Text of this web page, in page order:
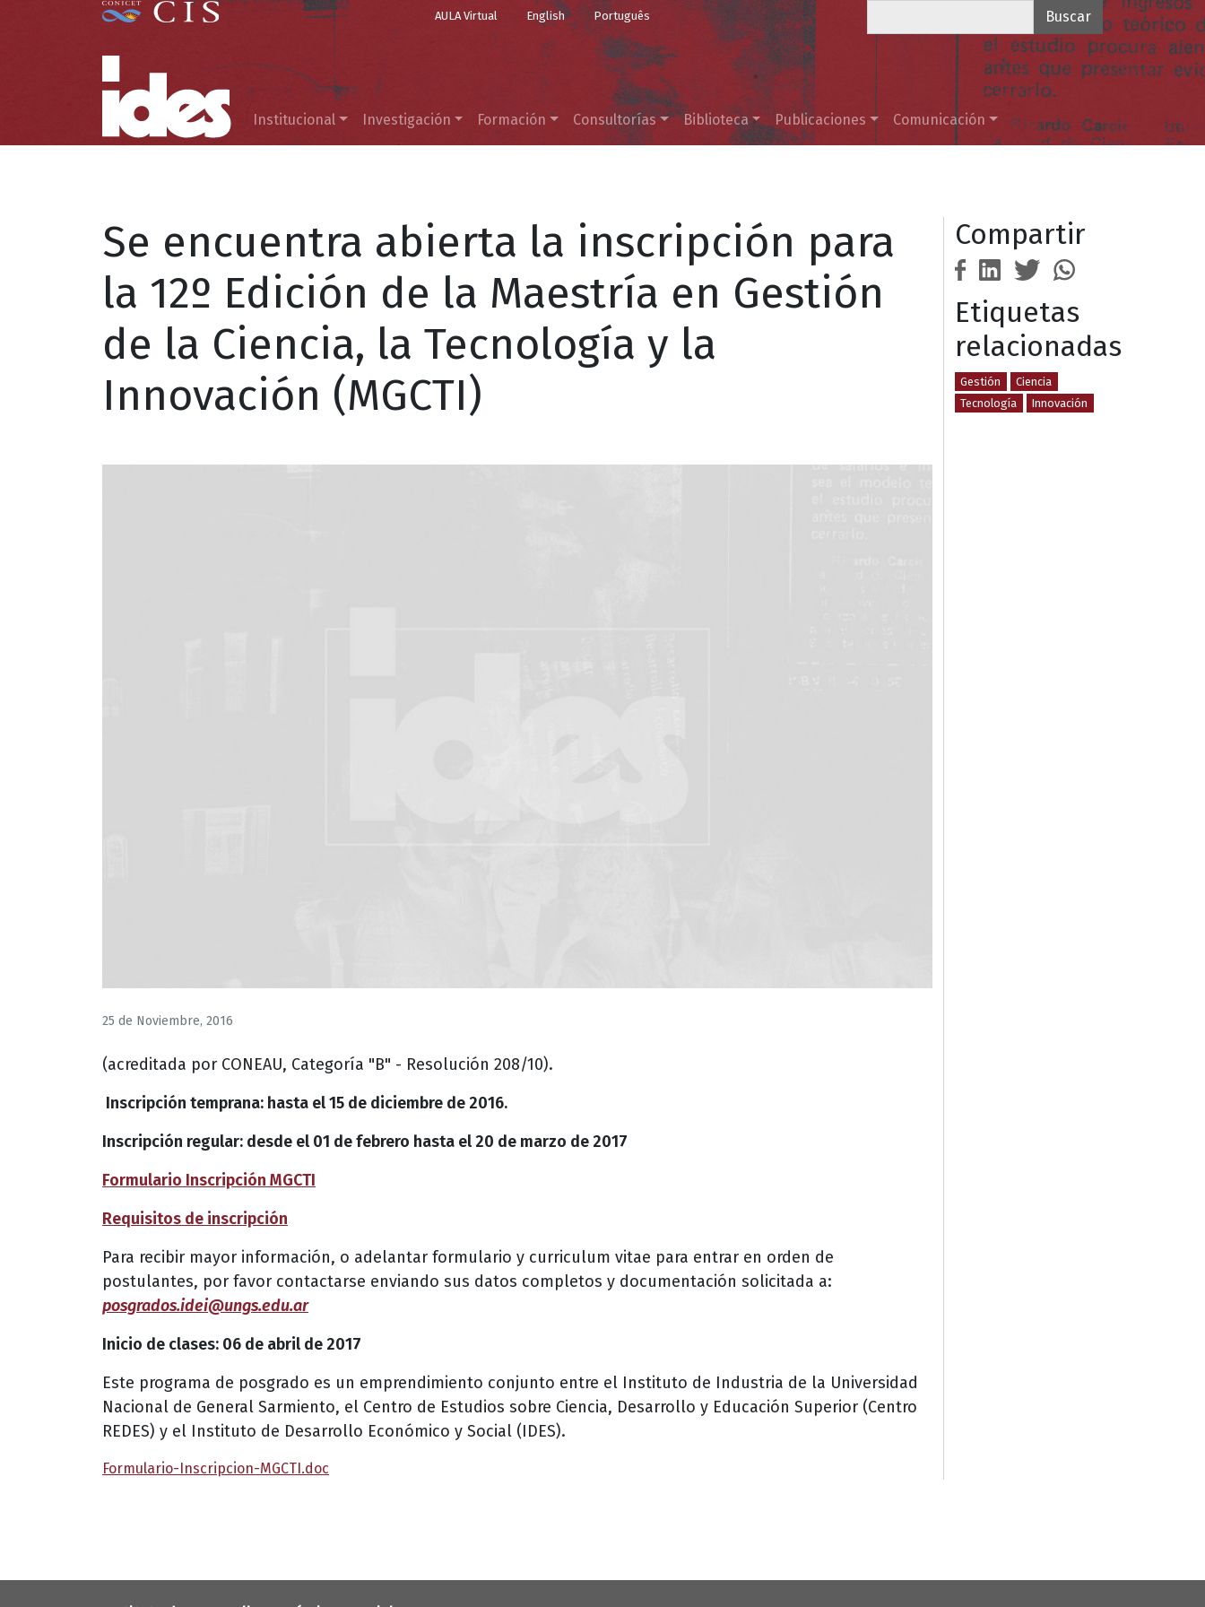
Pasar al contenido principal
Top Menu
AULA Virtual English Português
Menú principal
Institucional Investigación Formación Consultorías Biblioteca Publicaciones Comunicación
Se encuentra abierta la inscripción para
la 12º Edición de la Maestría en Gestión
de la Ciencia, la Tecnología y la
Innovación (MGCTI)
25 de Noviembre, 2016
(acreditada por CONEAU, Categoría "B" - Resolución 208/10).
Inscripción temprana: hasta el 15 de diciembre de 2016.
Inscripción regular: desde el 01 de febrero hasta el 20 de marzo de 2017
Formulario Inscripción MGCTI
Requisitos de inscripción
Para recibir mayor información, o adelantar formulario y curriculum vitae para entrar en orden de
postulantes, por favor contactarse enviando sus datos completos y documentación solicitada a:
posgrados.idei@ungs.edu.ar
Inicio de clases: 06 de abril de 2017
Este programa de posgrado es un emprendimiento conjunto entre el Instituto de Industria de la Universidad
Nacional de General Sarmiento, el Centro de Estudios sobre Ciencia, Desarrollo y Educación Superior (Centro
REDES) y el Instituto de Desarrollo Económico y Social (IDES).
Formulario-Inscripcion-MGCTI.doc
Compartir
Etiquetas
relacionadas
Gestión
Ciencia
Tecnología
Innovación